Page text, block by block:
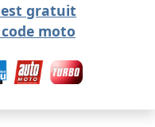
gratuit
moto